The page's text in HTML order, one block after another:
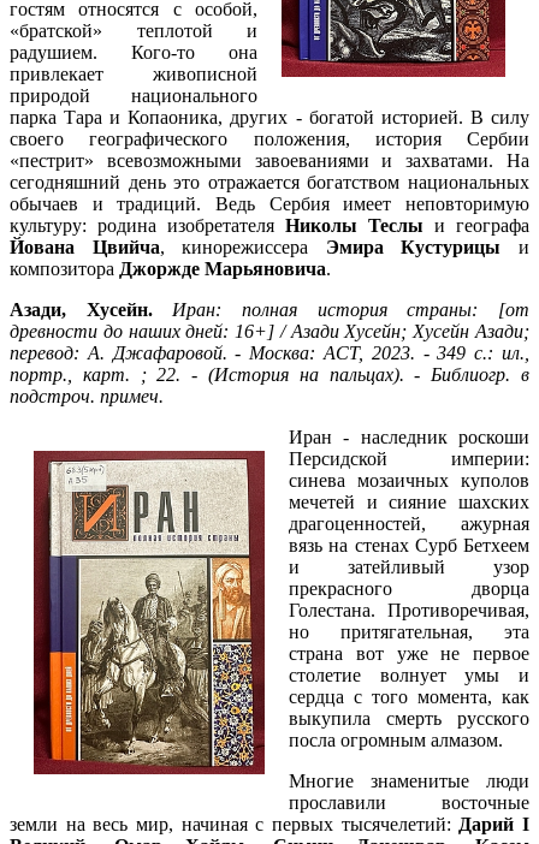
гостям относятся с особой,
«братской» теплотой и
радушием. Кого-то она
привлекает живописной
природой национального
парка Тара и Копаоника, других - богатой историей. В силу
своего географического положения, история Сербии
«пестрит» всевозможными завоеваниями и захватами. На
сегодняшний день это отражается богатством национальных
обычаев и традиций. Ведь Сербия имеет неповторимую
культуру: родина изобретателя Николы Теслы и географа
Йована Цвийча, кинорежиссера Эмира Кустурицы и
композитора Джоржде Марьяновича.
Азади, Хусейн. Иран: полная история страны: [от
древности до наших дней: 16+] / Азади Хусейн; Хусейн Азади;
перевод: А. Джафаровой. - Москва: АСТ, 2023. - 349 с.: ил.,
портр., карт. ; 22. - (История на пальцах). - Библиогр. в
подстроч. примеч.
Иран - наследник роскоши
Персидской империи:
синева мозаичных куполов
мечетей и сияние шахских
драгоценностей, ажурная
вязь на стенах Сурб Бетхеем
и затейливый узор
прекрасного дворца
Голестана. Противоречивая,
но притягательная, эта
страна вот уже не первое
столетие волнует умы и
сердца с того момента, как
выкупила смерть русского
посла огромным алмазом.
Многие знаменитые люди
прославили восточные
земли на весь мир, начиная с первых тысячелетий: Дарий I